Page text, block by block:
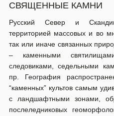
СВЯЩЕННЫЕ КАМНИ
Русский Север и
территорией массовых и во
так или иначе связанных
– каменными
следовиками, седельными
пр. География
“каменных” культов самым
с ландшафтными зонами,
послеледниковых